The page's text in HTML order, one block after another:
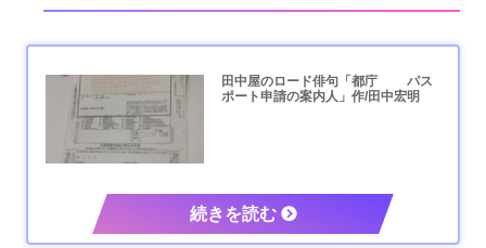
田中屋のロード俳句「都庁 パス
ポート申請の案内人」作/田中宏明